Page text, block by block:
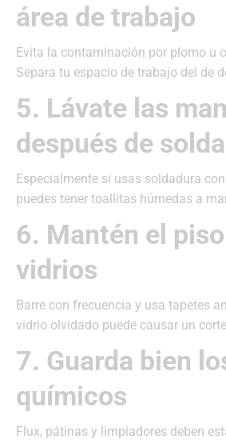
área de trabajo
Evita la contaminación por plomo u
Separa tu espacio de trabajo del de
5. Lávate las
después de
Especialmente si usas soldadura
puedes tener toallitas húmedas a
6. Mantén el
vidrios
Barre con frecuencia y usa tapetes
vidrio olvidado puede causar un
7. Guarda bien
químicos
Flux, pátinas y limpiadores deben